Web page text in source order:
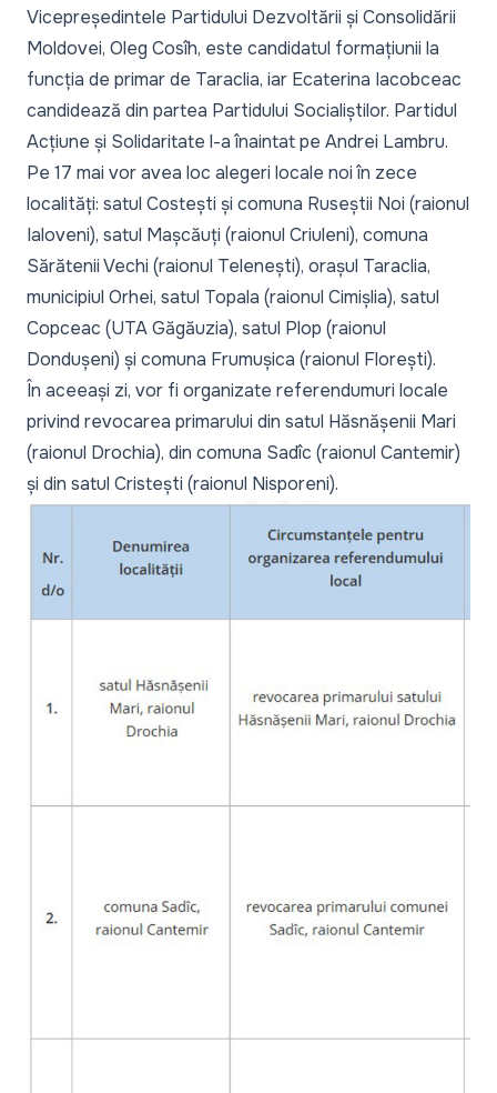
Vicepreședintele Partidului Dezvoltării și Consolidării
Moldovei, Oleg Cosîh, este candidatul formațiunii la
funcția de primar de Taraclia, iar Ecaterina Iacobceac
candidează din partea Partidului Socialiștilor. Partidul
Acțiune și Solidaritate l-a înaintat pe Andrei Lambru.
Pe 17 mai vor avea loc alegeri locale noi în zece
localități: satul Costești și comuna Ruseștii Noi (raionul
Ialoveni), satul Mașcăuți (raionul Criuleni), comuna
Sărătenii Vechi (raionul Telenești), orașul Taraclia,
municipiul Orhei, satul Topala (raionul Cimișlia), satul
Copceac (UTA Găgăuzia), satul Plop (raionul
Dondușeni) și comuna Frumușica (raionul Florești).
În aceeași zi, vor fi organizate referendumuri locale
privind revocarea primarului din satul Hăsnășenii Mari
(raionul Drochia), din comuna Sadîc (raionul Cantemir)
și din satul Cristești (raionul Nisporeni).